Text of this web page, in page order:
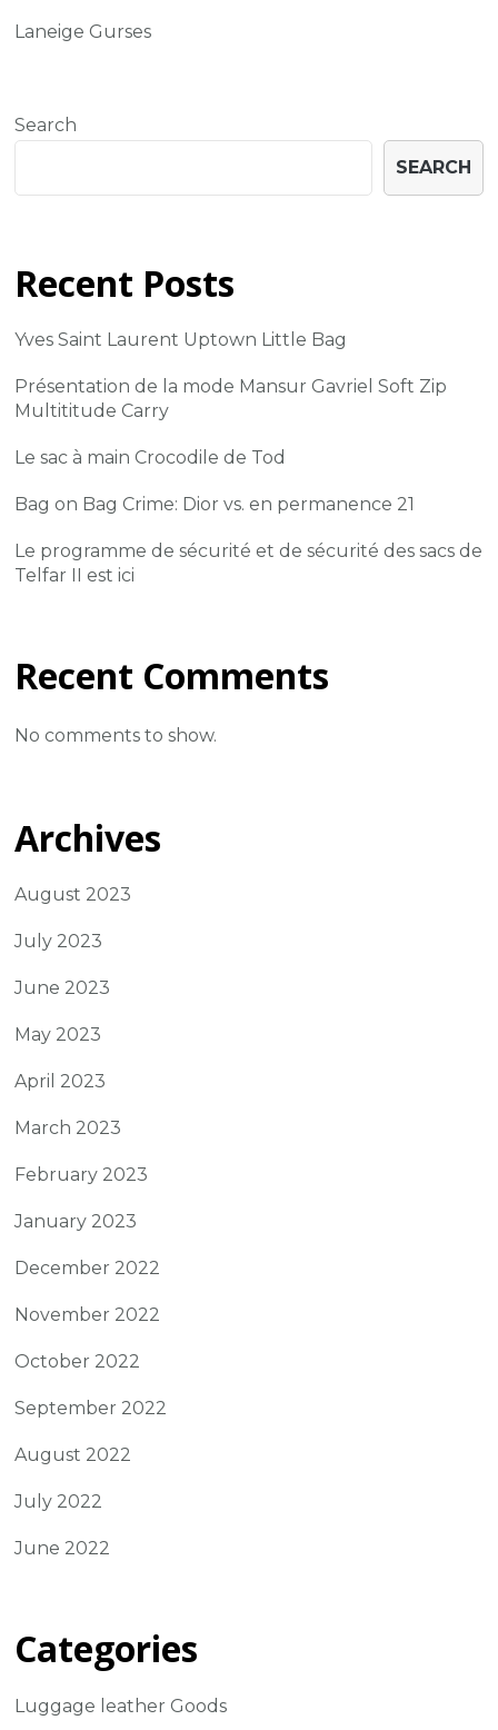
Laneige Gurses
Search
SEARCH
Recent Posts
Yves Saint Laurent Uptown Little Bag
Présentation de la mode Mansur Gavriel Soft Zip
Multititude Carry
Le sac à main Crocodile de Tod
Bag on Bag Crime: Dior vs. en permanence 21
Le programme de sécurité et de sécurité des sacs de
Telfar II est ici
Recent Comments
No comments to show.
Archives
August 2023
July 2023
June 2023
May 2023
April 2023
March 2023
February 2023
January 2023
December 2022
November 2022
October 2022
September 2022
August 2022
July 2022
June 2022
Categories
Luggage leather Goods